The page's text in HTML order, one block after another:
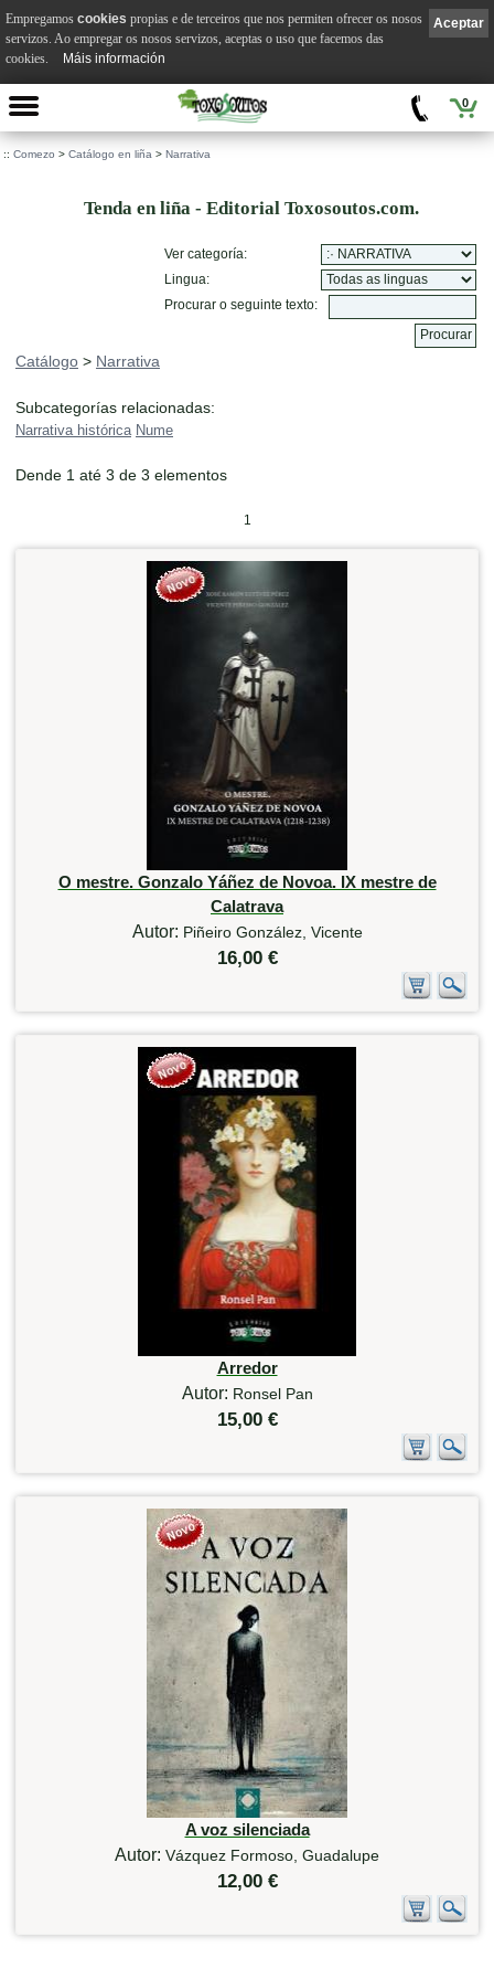
0
:: Comezo > Catálogo en liña > Narrativa
Tenda en liña - Editorial Toxosoutos.com.
Ver categoría:
Lingua:
Procurar o seguinte texto:
Catálogo > Narrativa
Subcategorías relacionadas:
Narrativa histórica Nume
Dende 1 até 3 de 3 elementos
1
O mestre. Gonzalo Yáñez de Novoa. IX mestre de
Calatrava
Autor: Piñeiro González, Vicente
16,00 €
Arredor
Autor: Ronsel Pan
15,00 €
A voz silenciada
Autor: Vázquez Formoso, Guadalupe
12,00 €
Aceptar
Empregamos cookies propias e de terceiros que nos permiten ofrecer os nosos
servizos. Ao empregar os nosos servizos, aceptas o uso que facemos das
cookies.
Máis información